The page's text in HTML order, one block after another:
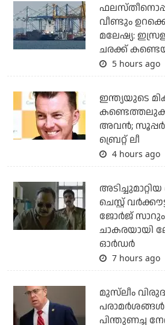
വീണ്ടും ഉറക്കെ
മലേഷ്യ:
ചരക്ക്
5 hours ago
ഇന്ത്യയുടെ
അവന്‍; സൂപ്പര്‍
ബ്രെറ്റ് ലീ
4 hours ago
ചെസ്റ്റ്
ജോര്‍ജ് സാറും...
ഓര്‍ഡര്‍
7 hours ago
മുസ്‌ലീം
പിന്തുണച്ച